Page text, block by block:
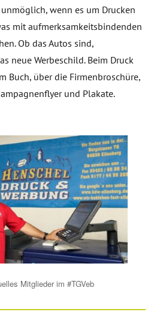
wenn es um Drucken
mit aufmerksamkeitsbindenden
Ob das Autos sind,
neue Werbeschild. Beim Druck
Buch, über die Firmenbroschüre,
und Plakate.
Mitglieder im #TGVeb